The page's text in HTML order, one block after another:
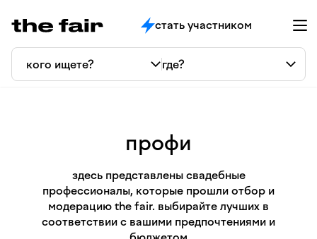
стать участником
профи
здесь представлены свадебные
профессионалы, которые прошли отбор и
модерацию the fair. выбирайте лучших в
соответствии с вашими предпочтениями и